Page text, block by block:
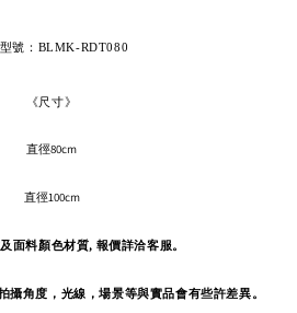
號 ：BLMK-RDT080
《尺寸》
直徑80cm
直徑100cm
面料顏色材質, 報價詳洽客服。
攝角度， 光線，場景等與實品會有些許差異。